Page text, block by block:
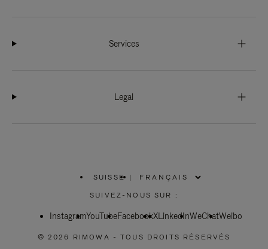
Services
Legal
SUISSE
SÉLECTIONNEZ
VOTRE
|
SUIVEZ-NOUS SUR :
InstagramYouTubeFacebookXLinkedInWeChatWeibo
© 2026 RIMOWA - TOUS DROITS RÉSERVÉS